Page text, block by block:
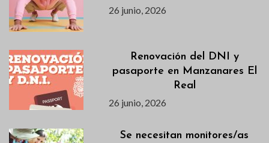
26 junio, 2026
Renovación del DNI y
pasaporte en Manzanares El
Real
26 junio, 2026
Se necesitan monitores/as